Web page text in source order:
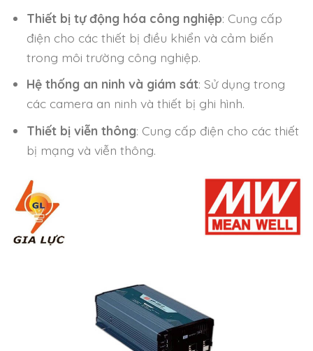
Thiết bị tự động hóa công nghiệp: Cung cấp
điện cho các thiết bị điều khiển và cảm biến
trong môi trường công nghiệp.
Hệ thống an ninh và giám sát: Sử dụng trong
các camera an ninh và thiết bị ghi hình.
Thiết bị viễn thông: Cung cấp điện cho các thiết
bị mạng và viễn thông.